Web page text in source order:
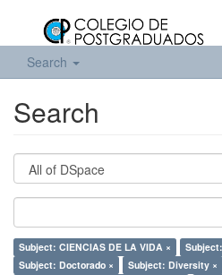
Search
Search
Subject: CIENCIAS DE LA VIDA ×
Subject: Doctorado ×
Subject: Diversity ×